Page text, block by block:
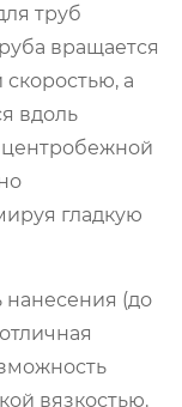
труб
вращается
а
вдоль
гладкую
нанесения (до
вязкостью.